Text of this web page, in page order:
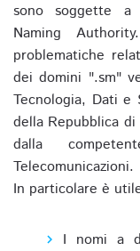
sono soggette a
Naming
problematiche
dei domini ".sm"
Tecnologia, Dati e
della Repubblica
dalla
Telecomunicazioni.
In particolare è
I nomi a